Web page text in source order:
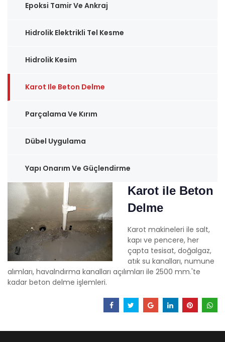
Epoksi Tamir Ve Ankraj
Hidrolik Elektrikli Tel Kesme
Hidrolik Kesim
Karot Ile Beton Delme
Parçalama Ve Kırım
Dübel Uygulama
Yapı Onarım Ve Güçlendirme
Karot ile Beton
Delme
Karot makineleri ile salt,
kapı ve pencere, her
çapta tesisat, doğalgaz,
atık su kanalları, numune
alımları, havalndırma kanalları açılımları ile 2500 mm.'te
kadar beton delme işlemleri.